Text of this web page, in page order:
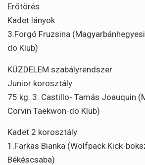
Erőtörés
Kadet lányok
3.Forgó Fruzsina
do Klub)
KÜZDELEM szabályrendszer
Junior korosztály
75 kg. 3. Castillo- Tamás Joauquin
Corvin Taekwon-do Klub)
Kadet 2 korosztály
1.Farkas Bianka (Wolfpack Kick-
Békéscsaba)